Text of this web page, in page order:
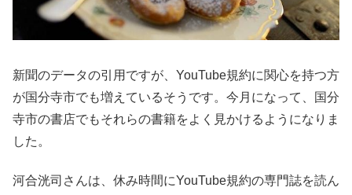
新聞のデータの引用ですが、YouTube規約に関心を持つ方
が国分寺市でも増えているそうです。今月になって、国分
寺市の書店でもそれらの書籍をよく見かけるようになりま
した。
河合洸司さんは、休み時間にYouTube規約の専門誌を読ん